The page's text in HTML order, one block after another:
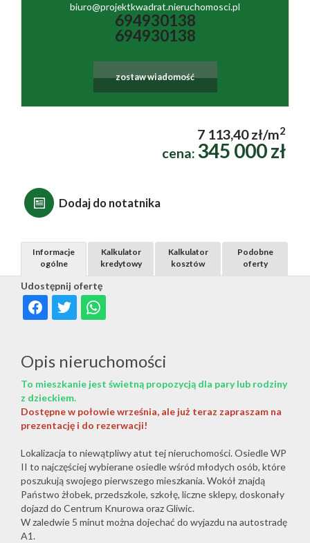
biuro@projektkwadrat.nieruchomosci.pl
694930138
694930138
zostaw wiadomość
7 113,40 zł/m2
cena: 345 000 zł
Dodaj do notatnika
Udostępnij ofertę
Informacje
ogólne
Kalkulator
kredytowy
Kalkulator
kosztów
Podobne
oferty
Opis nieruchomości
To mieszkanie jest świetną propozycją dla pary lub rodziny
z dzieckiem.
Dostępne w połowie września, ale już teraz zapraszam na
prezentację i do rezerwacji!
Lokalizacja to niewątpliwy atut tej nieruchomości. Osiedle WP
II to najczęściej wybierane osiedle wśród młodych osób, które
poszukują swojego pierwszego mieszkania. Wokół znajdą
Państwo żłobek, przedszkole, szkołę, liczne sklepy, doskonały
dojazd do Centrum Knurowa oraz Gliwic.
W zaledwie 5 minut można dojechać do wyjazdu na autostradę
A1.